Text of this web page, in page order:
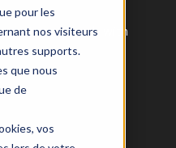
pour les
nos visiteurs
supports.
que nous
de
vos
try a search with